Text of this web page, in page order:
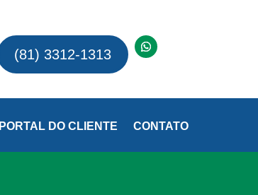
(81) 3312-1313
PORTAL DO CLIENTE CONTATO